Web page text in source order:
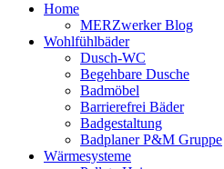
Home
MERZwerker Blog
Wohlfühlbäder
Dusch-WC
Begehbare Dusche
Badmöbel
Barrierefrei Bäder
Badgestaltung
Badplaner P&M Gruppe
Wärmesysteme